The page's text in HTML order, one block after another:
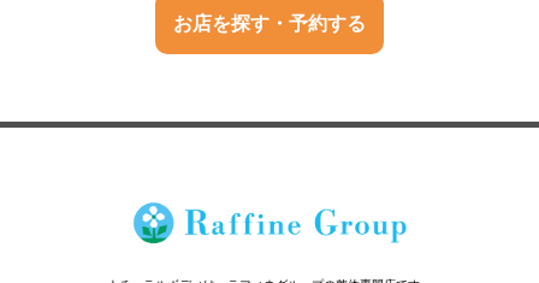
お店を探す・予約する